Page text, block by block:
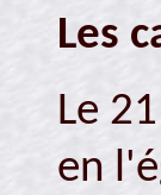
Les
Le
en